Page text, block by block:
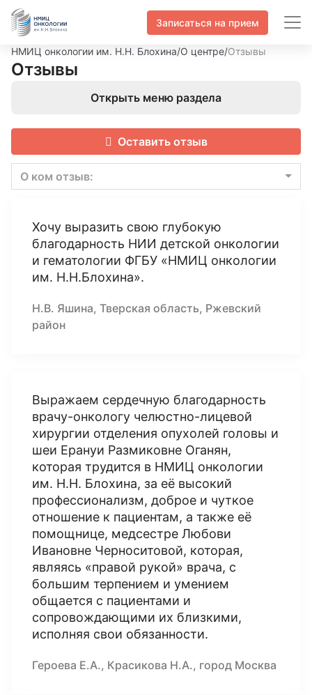
Записаться на прием
НМИЦ онкологии им. Н.Н. Блохина/О центре/Отзывы
Отзывы
Открыть меню раздела
Оставить отзыв
О ком отзыв:
Хочу выразить свою глубокую
благодарность НИИ детской онкологии
и гематологии ФГБУ «НМИЦ онкологии
им. Н.Н.Блохина».
Н.В. Яшина, Тверская область, Ржевский
район
Выражаем сердечную благодарность
врачу-онкологу челюстно-лицевой
хирургии отделения опухолей головы и
шеи Ерануи Размиковне Оганян,
которая трудится в НМИЦ онкологии
им. Н.Н. Блохина, за её высокий
профессионализм, доброе и чуткое
отношение к пациентам, а также её
помощнице, медсестре Любови
Ивановне Черноситовой, которая,
являясь «правой рукой» врача, с
большим терпением и умением
общается с пациентами и
сопровождающими их близкими,
исполняя свои обязанности.
Героева Е.А., Красикова Н.А., город Москва